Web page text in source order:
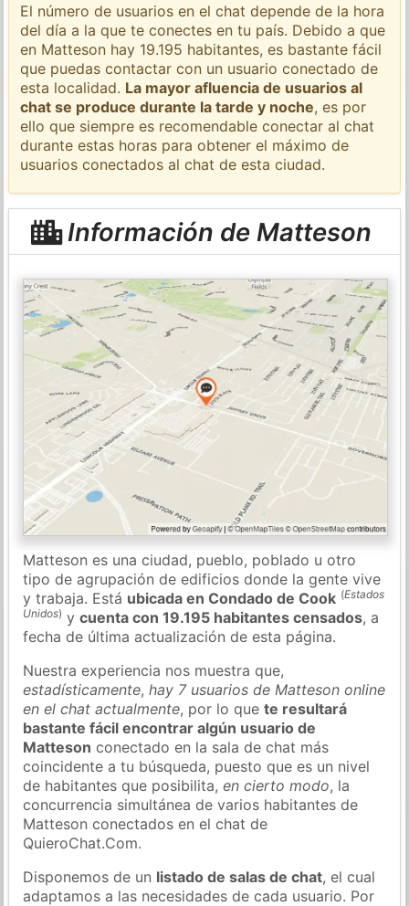
El número de usuarios en el chat depende de la hora
del día a la que te conectes en tu país. Debido a que
en Matteson hay 19.195 habitantes, es bastante fácil
que puedas contactar con un usuario conectado de
esta localidad. La mayor afluencia de usuarios al
chat se produce durante la tarde y noche, es por
ello que siempre es recomendable conectar al chat
durante estas horas para obtener el máximo de
usuarios conectados al chat de esta ciudad.
Información de Matteson
Matteson es una ciudad, pueblo, poblado u otro
tipo de agrupación de edificios donde la gente vive
y trabaja. Está ubicada en Condado de Cook (Estados
Unidos) ycuenta con 19.195 habitantes censados, a
fecha de última actualización de esta página.
Nuestra experiencia nos muestra que,
estadísticamente,hay 7 usuarios de Matteson online
en el chat actualmente, por lo quete resultará
bastante fácil encontrar algún usuario de
Matteson conectado en la sala de chat más
coincidente a tu búsqueda, puesto que es un nivel
de habitantes que posibilita,en cierto modo, la
concurrencia simultánea de varios habitantes de
Matteson conectados en el chat de
QuieroChat.Com.
Disponemos de un listado de salas de chat, el cual
adaptamos a las necesidades de cada usuario. Por